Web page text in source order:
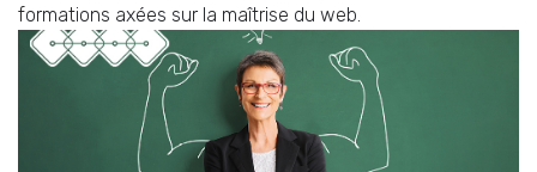
formations axées sur la maîtrise du web.